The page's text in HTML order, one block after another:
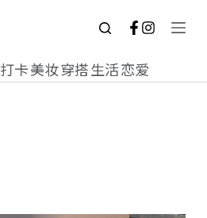
打卡美妆穿搭生活恋爱